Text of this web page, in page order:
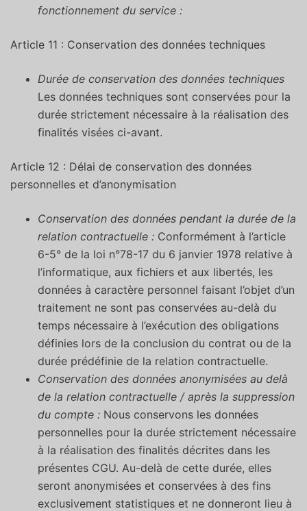
fonctionnement du service :
Article 11 : Conservation des données techniques
Durée de conservation des données techniques
Les données techniques sont conservées pour la
durée strictement nécessaire à la réalisation des
finalités visées ci-avant.
Article 12 : Délai de conservation des données
personnelles et d’anonymisation
Conservation des données pendant la durée de la
relation contractuelle : Conformément à l’article
6-5° de la loi n°78-17 du 6 janvier 1978 relative à
l’informatique, aux fichiers et aux libertés, les
données à caractère personnel faisant l’objet d’un
traitement ne sont pas conservées au-delà du
temps nécessaire à l’exécution des obligations
définies lors de la conclusion du contrat ou de la
durée prédéfinie de la relation contractuelle.
Conservation des données anonymisées au delà
de la relation contractuelle / après la suppression
du compte : Nous conservons les données
personnelles pour la durée strictement nécessaire
à la réalisation des finalités décrites dans les
présentes CGU. Au-delà de cette durée, elles
seront anonymisées et conservées à des fins
exclusivement statistiques et ne donneront lieu à